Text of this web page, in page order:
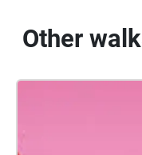
Other